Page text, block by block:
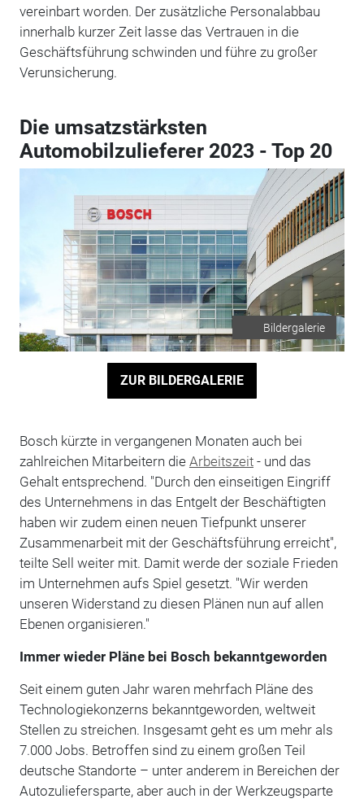
vereinbart worden. Der zusätzliche Personalabbau
innerhalb kurzer Zeit lasse das Vertrauen in die
Geschäftsführung schwinden und führe zu großer
Verunsicherung.
Die umsatzstärksten
Automobilzulieferer 2023 - Top 20
Bildergalerie
ZUR BILDERGALERIE
Bosch kürzte in vergangenen Monaten auch bei
zahlreichen Mitarbeitern die Arbeitszeit- und das
Gehalt entsprechend. "Durch den einseitigen Eingriff
des Unternehmens in das Entgelt der Beschäftigten
haben wir zudem einen neuen Tiefpunkt unserer
Zusammenarbeit mit der Geschäftsführung erreicht",
teilte Sell weiter mit. Damit werde der soziale Frieden
im Unternehmen aufs Spiel gesetzt. "Wir werden
unseren Widerstand zu diesen Plänen nun auf allen
Ebenen organisieren."
Immer wieder Pläne bei Bosch bekanntgeworden
Seit einem guten Jahr waren mehrfach Pläne des
Technologiekonzerns bekanntgeworden, weltweit
Stellen zu streichen. Insgesamt geht es um mehr als
7.000 Jobs. Betroffen sind zu einem großen Teil
deutsche Standorte – unter anderem in Bereichen der
Autozuliefersparte, aber auch in der Werkzeugsparte